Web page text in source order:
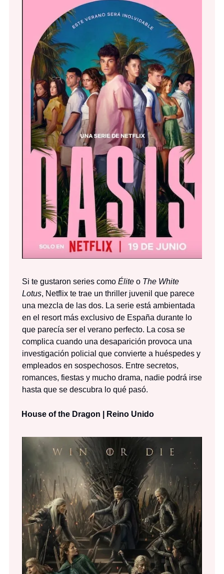
Si te gustaron series como Élite o The White
Lotus, Netflix te trae un thriller juvenil que parece
una mezcla de las dos. La serie está ambientada
en el resort más exclusivo de España durante lo
que parecía ser el verano perfecto. La cosa se
complica cuando una desaparición provoca una
investigación policial que convierte a huéspedes y
empleados en sospechosos. Entre secretos,
romances, fiestas y mucho drama, nadie podrá irse
hasta que se descubra lo qué pasó.
House of the Dragon | Reino Unido